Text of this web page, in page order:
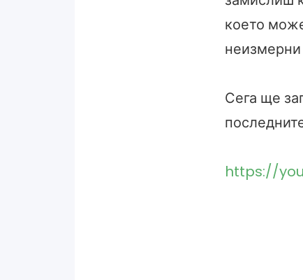
което
неизмерни
Сега ще
https://